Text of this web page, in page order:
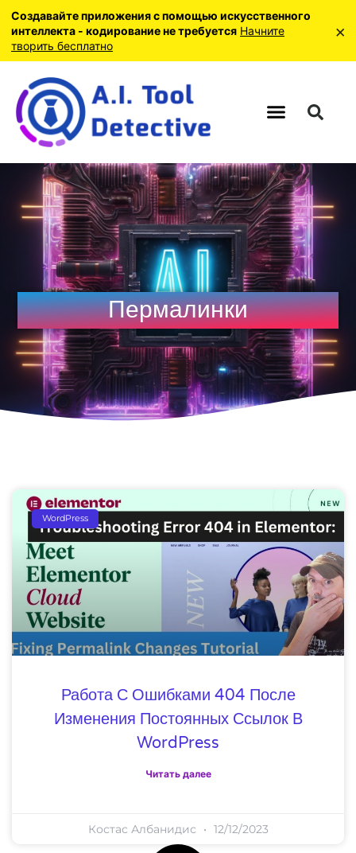
Пермалинки
WordPress
Работа С Ошибками 404 После
Изменения Постоянных Ссылок В
WordPress
Читать далее
Костас Албанидис 12/12/2023
Создавайте приложения с помощью искусственного
интеллекта - кодирование не требуется Начните
творить бесплатно
×